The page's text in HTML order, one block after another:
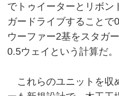
でトゥイーターとリボン
ガードライブすることで
ウーファー2基をスタガ
0.5ウェイという計算だ。
これらのユニットを収